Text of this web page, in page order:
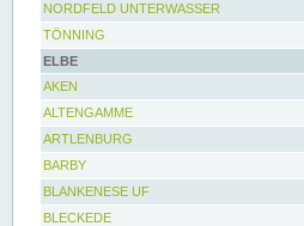
NORDFELD UNTERWASSER
TÖNNING
ELBE
AKEN
ALTENGAMME
ARTLENBURG
BARBY
BLANKENESE UF
BLECKEDE